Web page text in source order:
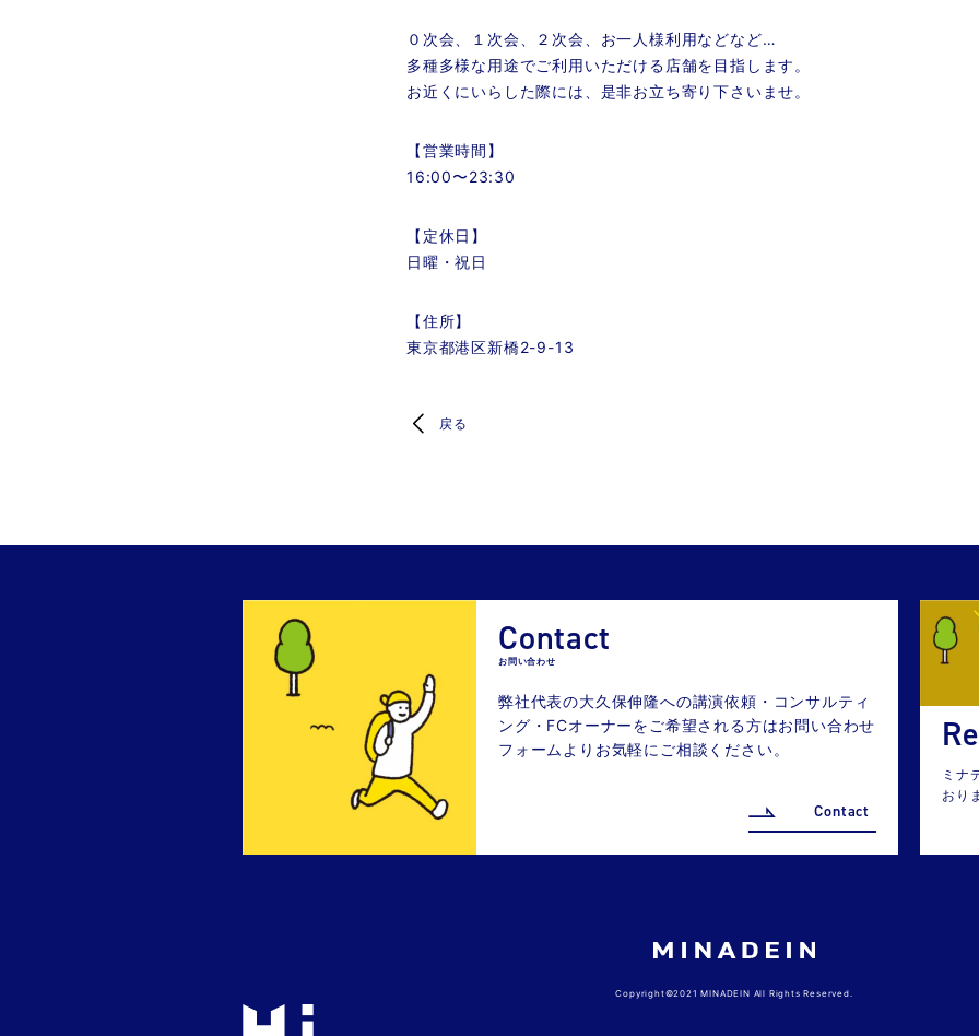
０次会、１次会、２次会、お一人様利用などなど…
多種多様な用途でご利用いただける店舗を目指します。
お近くにいらした際には、是非お立ち寄り下さいませ。
【営業時間】
16:00〜23:30
【定休日】
日曜・祝日
【住所】
東京都港区新橋2-9-13
戻る
Contact
お問い合わせ
弊社代表の大久保伸隆への講演依頼・コンサルティ
ング・FCオーナーをご希望される方はお問い合わせ
フォームよりお気軽にご相談ください。
Contact
ミナ
おり
Copyright©2021 MINADEIN All Rights Reserved.